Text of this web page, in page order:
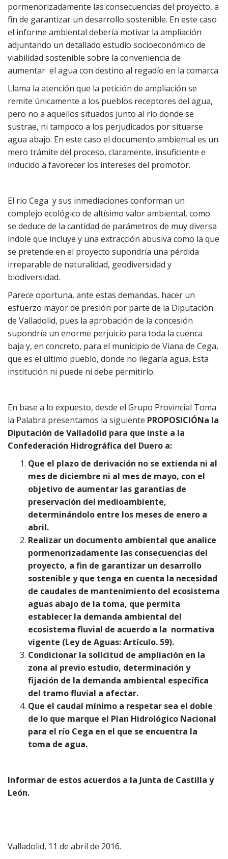
pormenorizadamente las consecuencias del proyecto, a
fin de garantizar un desarrollo sostenible. En este caso
el informe ambiental debería motivar la ampliación
adjuntando un detallado estudio socioeconómico de
viabilidad sostenible sobre la conveniencia de
aumentar el agua con destino al regadío en la comarca.
Llama la atención que la petición de ampliación se
remite únicamente a los pueblos receptores del agua,
pero no a aquellos situados junto al río donde se
sustrae, ni tampoco a los perjudicados por situarse
agua abajo. En este caso el documento ambiental es un
mero trámite del proceso, claramente, insuficiente e
inducido a favorecer los intereses del promotor.
El rio Cega y sus inmediaciones conforman un
complejo ecológico de altísimo valor ambiental, como
se deduce de la cantidad de parámetros de muy diversa
índole que incluye y una extracción abusiva como la que
se pretende en el proyecto supondría una pérdida
irreparable de naturalidad, geodiversidad y
biodiversidad.
Parece oportuna, ante estas demandas, hacer un
esfuerzo mayor de presión por parte de la Diputación
de Valladolid, pues la aprobación de la concesión
supondría un enorme perjuicio para toda la cuenca
baja y, en concreto, para el municipio de Viana de Cega,
que es el último pueblo, donde no llegaría agua. Esta
institución ni puede ni debe permitirlo.
En base a lo expuesto, desde el Grupo Provincial Toma
la Palabra presentamos la siguiente PROPOSICIÓNa la
Diputación de Valladolid para que inste a la
Confederación Hidrográfica del Duero a:
Que el plazo de derivación no se extienda ni al
mes de diciembre ni al mes de mayo, con el
objetivo de aumentar las garantías de
preservación del medioambiente,
determinándolo entre los meses de enero a
abril.
Realizar un documento ambiental que analice
pormenorizadamente las consecuencias del
proyecto, a fin de garantizar un desarrollo
sostenible yque tenga en cuenta la necesidad
de caudales de mantenimiento del ecosistema
aguas abajo de la toma, que permita
establecer la demanda ambiental del
ecosistema fluvial de acuerdo a la normativa
vigente (Ley de Aguas: Artículo. 59).
Condicionar la solicitud de ampliación en la
zona al previo estudio, determinación y
fijación de la demanda ambiental específica
del tramo fluvial a afectar.
Que el caudal mínimo a respetar sea el doble
de lo que marque el Plan Hidrológico Nacional
para el río Cega en el que se encuentra la
toma de agua.
Informar de estos acuerdos a la Junta de Castilla y
León.
Valladolid, 11 de abril de 2016.